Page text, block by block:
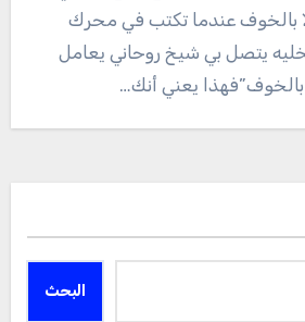
بالخوف عندما تكتب في محرك
يتصل بي شيخ روحاني يعامل
بالخوف”فهذا يعني أنك…
البحث